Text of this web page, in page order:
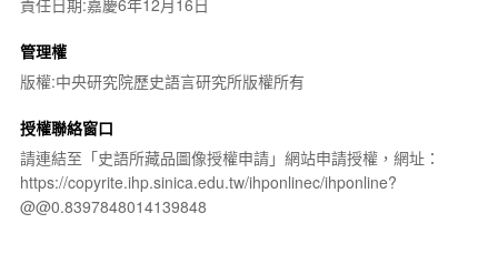
管理權
版權:中央研究院歷史語言研究所版權所有
授權聯絡窗口
請連結至「史語所藏品圖像授權申請」網站申請授權，網址：
https://copyrite.ihp.sinica.edu.tw/ihponlinec/ihponline?
@@0.8397848014139848